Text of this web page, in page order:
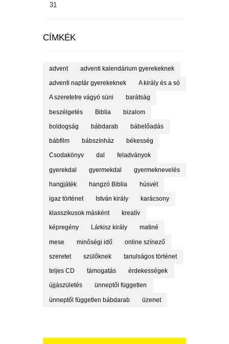
31
CÍMKÉK
advent adventi kalendárium gyerekeknek
adventi naptár gyerekeknek A király és a só
A szeretetre vágyó süni barátság
beszélgetés Biblia bizalom
boldogság bábdarab bábelőadás
bábfilm bábszínház békesség
Csodakönyv dal feladványok
gyerekdal gyermekdal gyermeknevelés
hangjáték hangzó Biblia húsvét
igaz történet István király karácsony
klasszikusok másként kreatív
képregény Lárkisz király matiné
mese minőségi idő online színező
szeretet szülőknek tanulságos történet
teljes CD támogatás érdekességek
újjászületés ünneptől független
ünneptől független bábdarab üzenet